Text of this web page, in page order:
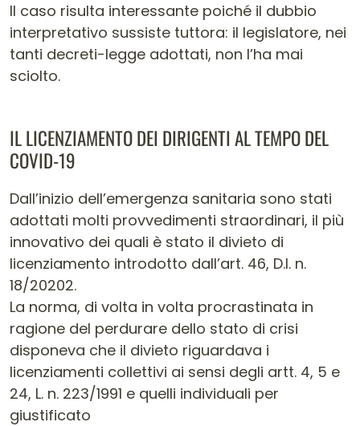
Il caso risulta interessante poiché il dubbio
interpretativo sussiste tuttora: il legislatore, nei
tanti decreti-legge adottati, non l’ha mai
sciolto.
IL LICENZIAMENTO DEI DIRIGENTI AL TEMPO DEL
COVID-19
Dall’inizio dell’emergenza sanitaria sono stati
adottati molti provvedimenti straordinari, il più
innovativo dei quali è stato il divieto di
licenziamento introdotto dall’art. 46, D.l. n.
18/20202.
La norma, di volta in volta procrastinata in
ragione del perdurare dello stato di crisi
disponeva che il divieto riguardava i
licenziamenti collettivi ai sensi degli artt. 4, 5 e
24, L. n. 223/1991 e quelli individuali per
giustificato